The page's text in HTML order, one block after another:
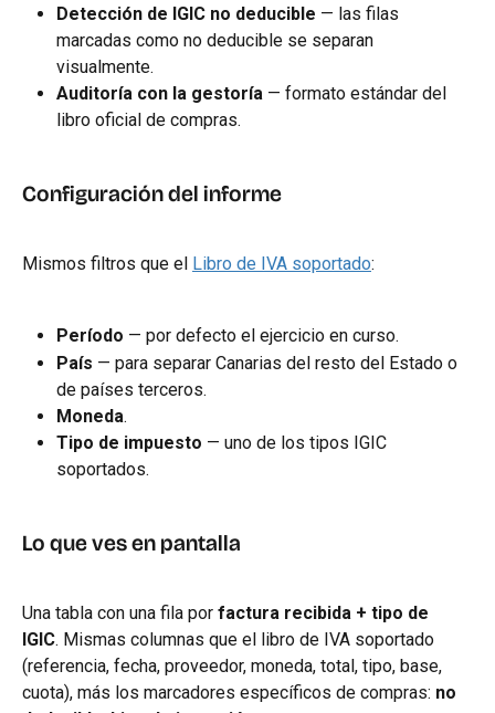
Detección de IGIC no deducible — las filas
marcadas como no deducible se separan
visualmente.
Auditoría con la gestoría — formato estándar del
libro oficial de compras.
Configuración del informe
Mismos filtros que el Libro de IVA soportado:
Período — por defecto el ejercicio en curso.
País — para separar Canarias del resto del Estado o
de países terceros.
Moneda.
Tipo de impuesto — uno de los tipos IGIC
soportados.
Lo que ves en pantalla
Una tabla con una fila por factura recibida + tipo de
IGIC. Mismas columnas que el libro de IVA soportado
(referencia, fecha, proveedor, moneda, total, tipo, base,
cuota), más los marcadores específicos de compras: no